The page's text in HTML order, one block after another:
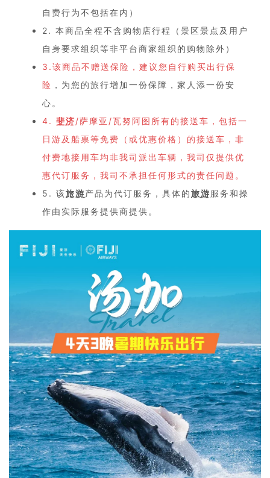
自费行为不包括在内）
2. 本商品全程不含购物店行程（景区景点及用户
自身要求组织等非平台商家组织的购物除外）
3.该商品不赠送保险，建议您自行购买出行保
险 ，为您的旅行增加一份保障，家人添一份安
心。
4. 斐济/萨摩亚/瓦努阿图所有的接送车，包括一
日游及船票等免费（或优惠价格）的接送车，非
付费地接用车均非我司派出车辆，我司仅提供优
惠代订服务，我司不承担任何形式的责任问题。
5. 该旅游产品为代订服务，具体的旅游服务和操
作由实际服务提供商提供。